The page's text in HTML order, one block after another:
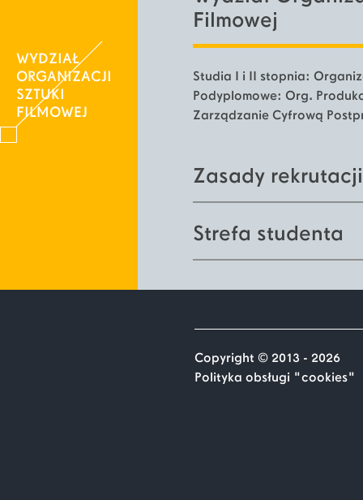
WYDZIAŁ
ORGANIZACJI
SZTUKI
FILMOWEJ
Filmowej
Studia I i II stopnia:
Podyplomowe: Org.
Zarządzanie Cyfrową
Zasady rekrutacji
Strefa studenta
Copyright © 2013 - 2026
Polityka obsługi "cookies"